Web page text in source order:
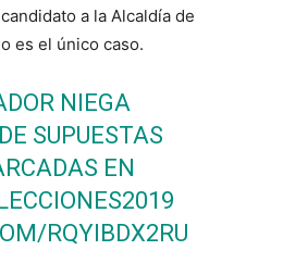
a la Alcaldía de
es el único caso.
NIEGA
SUPUESTAS
EN
RQYIBDX2RU